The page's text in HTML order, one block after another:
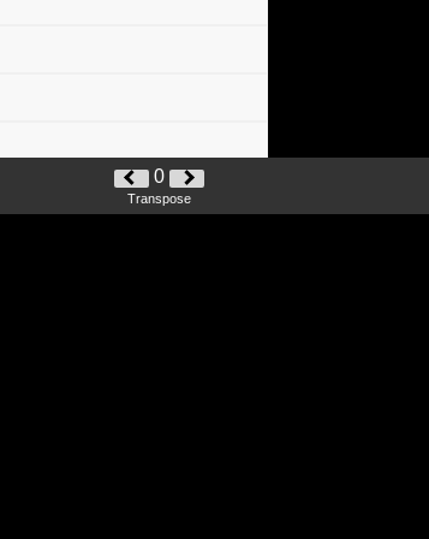
0
Transpose